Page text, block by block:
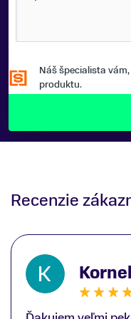
Náš špecialista
produktu.
Recenzie